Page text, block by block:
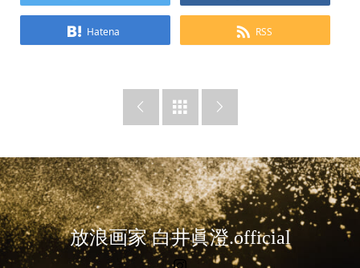
Hatena RSS
  
放浪画家 白井眞澄.official